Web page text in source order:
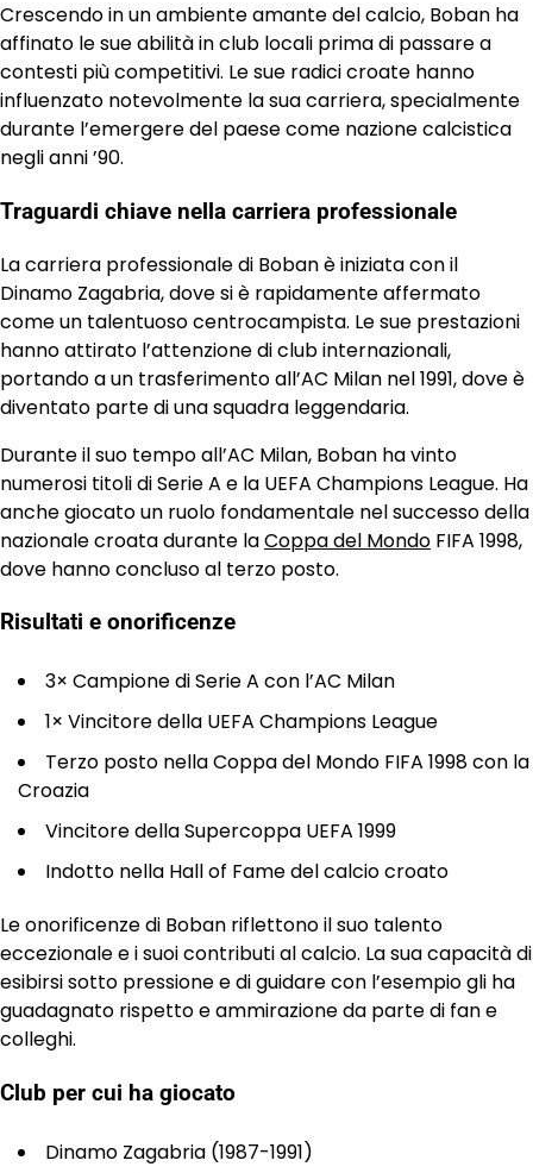
Crescendo in un ambiente amante del calcio, Boban ha
affinato le sue abilità in club locali prima di passare a
contesti più competitivi. Le sue radici croate hanno
influenzato notevolmente la sua carriera, specialmente
durante l’emergere del paese come nazione calcistica
negli anni ’90.
Traguardi chiave nella carriera professionale
La carriera professionale di Boban è iniziata con il
Dinamo Zagabria, dove si è rapidamente affermato
come un talentuoso centrocampista. Le sue prestazioni
hanno attirato l’attenzione di club internazionali,
portando a un trasferimento all’AC Milan nel 1991, dove è
diventato parte di una squadra leggendaria.
Durante il suo tempo all’AC Milan, Boban ha vinto
numerosi titoli di Serie A e la UEFA Champions League. Ha
anche giocato un ruolo fondamentale nel successo della
nazionale croata durante laCoppa del Mondo FIFA 1998,
dove hanno concluso al terzo posto.
Risultati e onorificenze
3× Campione di Serie A con l’AC Milan
1× Vincitore della UEFA Champions League
Terzo posto nella Coppa del Mondo FIFA 1998 con la
Croazia
Vincitore della Supercoppa UEFA 1999
Indotto nella Hall of Fame del calcio croato
Le onorificenze di Boban riflettono il suo talento
eccezionale e i suoi contributi al calcio. La sua capacità di
esibirsi sotto pressione e di guidare con l’esempio gli ha
guadagnato rispetto e ammirazione da parte di fan e
colleghi.
Club per cui ha giocato
Dinamo Zagabria (1987-1991)